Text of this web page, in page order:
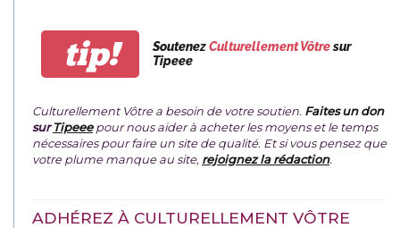
tip! SoutenezCulturellement Vôtresur
Tipeee
Culturellement Vôtre a besoin de votre soutien. Faites un don
surTipeeepour nous aider à acheter les moyens et le temps
nécessaires pour faire un site de qualité. Et si vous pensez que
votre plume manque au site, rejoignez la rédaction.
ADHÉREZ À CULTURELLEMENT VÔTRE